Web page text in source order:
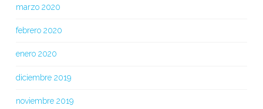
marzo 2020
febrero 2020
enero 2020
diciembre 2019
noviembre 2019